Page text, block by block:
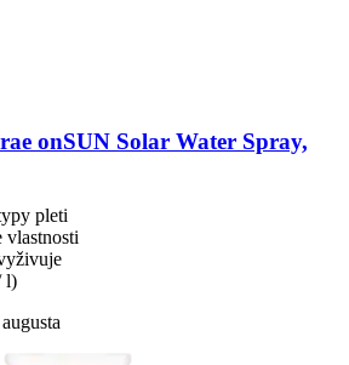
onSUN Solar Water Spray,
pleti
vlastnosti
l)